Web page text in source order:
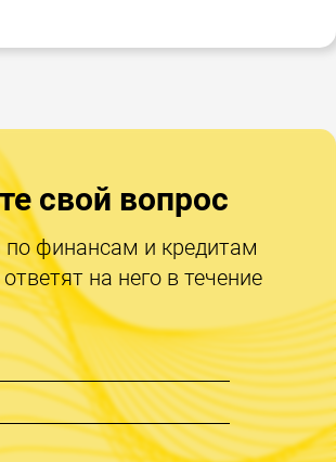
свой вопрос
по финансам и кредитам
на него в течение